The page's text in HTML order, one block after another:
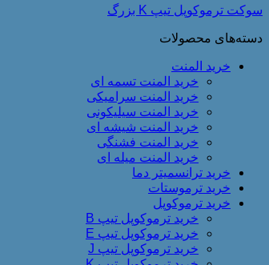
سوکت ترموکوپل تیپ K بزرگ
دسته‌های محصولات
خرید المنت
خرید المنت تسمه ای
خرید المنت سرامیکی
خرید المنت سیلیکونی
خرید المنت شیشه ای
خرید المنت فشنگی
خرید المنت میله ای
خرید ترانسمیتر دما
خرید ترموستات
خرید ترموکوپل
خرید ترموکوپل تیپ B
خرید ترموکوپل تیپ E
خرید ترموکوپل تیپ J